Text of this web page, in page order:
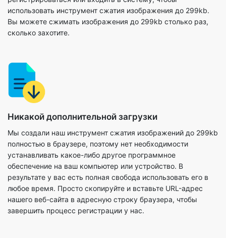
Никакой дополнительной загрузки
Мы создали наш инструмент сжатия изображений до 299kb
полностью в браузере, поэтому нет необходимости
устанавливать какое-либо другое программное
результате у вас есть полная свобода использовать его в
любое время. Просто скопируйте и вставьте URL-адрес
нашего веб-сайта в адресную строку браузера, чтобы
завершить процесс регистрации у нас.